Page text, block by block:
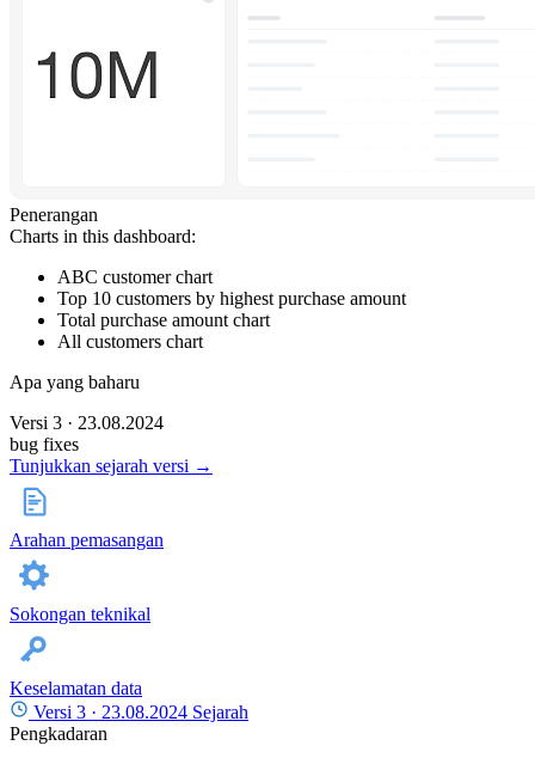
Penerangan
Charts in this dashboard:
ABC customer chart
Top 10 customers by highest purchase amount
Total purchase amount chart
All customers chart
Apa yang baharu
Versi 3 · 23.08.2024
bug fixes
Tunjukkan sejarah versi →
Arahan pemasangan
Sokongan teknikal
Keselamatan data
Versi 3 · 23.08.2024 Sejarah
Pengkadaran